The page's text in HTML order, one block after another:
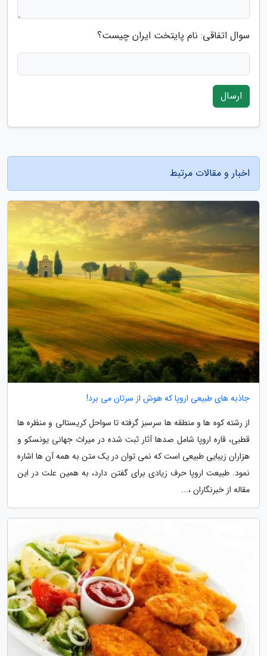
سوال اتفاقی: نام پایتخت ایران چیست؟
ارسال
اخبار و مقالات مرتبط
جاذبه های طبیعی اروپا که هوش از سرتان می برد!
از رشته کوه ها و منطقه ها سرسبز گرفته تا سواحل کریستالی و منظره ها
قطبی، قاره اروپا شامل صدها آثار ثبت شده در میراث جهانی یونسکو و
هزاران زیبایی طبیعی است که نمی توان در یک متن به همه آن ها اشاره
نمود. طبیعت اروپا حرف زیادی برای گفتن دارد، به همین علت در این
مقاله از خبرنگاران ،...